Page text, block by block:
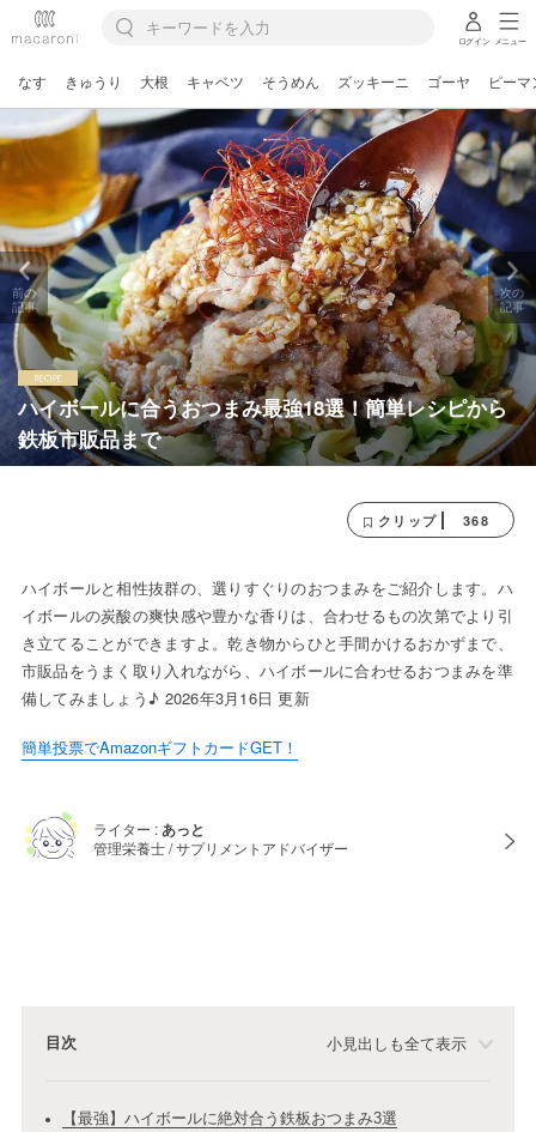
ログイン メニュー
なす きゅうり 大根 キャベツ そうめん ズッキーニ ゴーヤ ピーマ
ハイボールに合うおつまみ最強18選！簡単レシピから
鉄板市販品まで
前の
記事
次の
記事
クリップ 368
ハイボールと相性抜群の、選りすぐりのおつまみをご紹介します。ハ
イボールの炭酸の爽快感や豊かな香りは、合わせるもの次第でより引
き立てることができますよ。乾き物からひと手間かけるおかずまで、
市販品をうまく取り入れながら、ハイボールに合わせるおつまみを準
備してみましょう♪ 2026年3月16日 更新
簡単投票でAmazonギフトカードGET！
ライター :あっと
管理栄養士 / サプリメントアドバイザー
目次 小見出しも全て表示
【最強】ハイボールに絶対合う鉄板おつまみ3選